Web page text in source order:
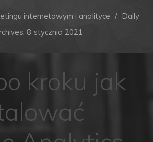
internetowym i analityce / Daily
8 stycznia 2021
kroku jak